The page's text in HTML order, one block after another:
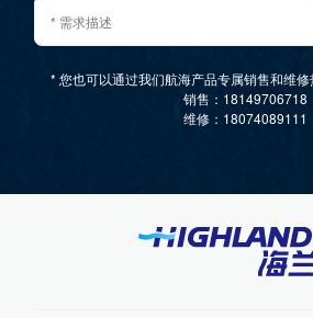
* 您也可以通过我们航海产品专属销售和维
销售：18149706718
维修：18074089111